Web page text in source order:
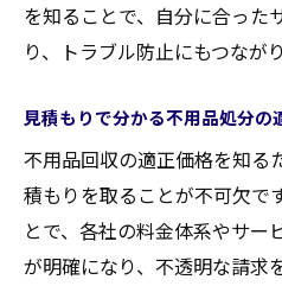
を知ることで、自分に合った
り、トラブル防止にもつながり
見積もりで分かる不用品処分の
不用品回収の適正価格を知る
積もりを取ることが不可欠で
とで、各社の料金体系やサー
が明確になり、不透明な請求